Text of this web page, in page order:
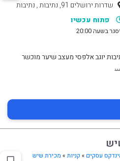
שדרות ירושלים 91, נתיבות , נתיבות
פתוח עכשיו
בשעה 20:00
יוגב אלפסי מעצב שיער מוכשר
עסקים » קניות» מכירת שיש